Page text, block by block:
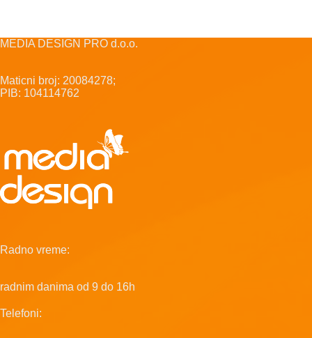
MEDIA DESIGN PRO d.o.o.
Maticni broj: 20084278;
PIB: 104114762
Radno vreme:
radnim danima od 9 do 16h
Telefoni: